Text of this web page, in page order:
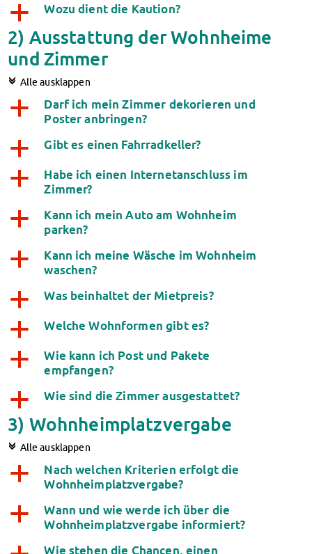
Impressum
Datenschutzerklärung
Erklärung zur Barrierefreiheit
a Wozu dient die Kaution?
2) Ausstattung der Wohnheime
und Zimmer
c Alle ausklappen
a
Darf ich mein Zimmer dekorieren und
Poster anbringen?
a Gibt es einen Fahrradkeller?
a
Habe ich einen Internetanschluss im
Zimmer?
a
Kann ich mein Auto am Wohnheim
parken?
a
Kann ich meine Wäsche im Wohnheim
waschen?
a Was beinhaltet der Mietpreis?
a Welche Wohnformen gibt es?
a
Wie kann ich Post und Pakete
empfangen?
a Wie sind die Zimmer ausgestattet?
3) Wohnheimplatzvergabe
c Alle ausklappen
a
Nach welchen Kriterien erfolgt die
Wohnheimplatzvergabe?
a
Wann und wie werde ich über die
Wohnheimplatzvergabe informiert?
Wie stehen die Chancen, einen